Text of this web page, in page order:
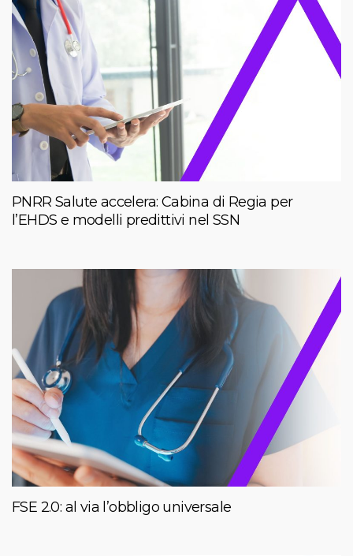
PNRR Salute accelera: Cabina di Regia per
l’EHDS e modelli predittivi nel SSN
FSE 2.0: al via l’obbligo universale